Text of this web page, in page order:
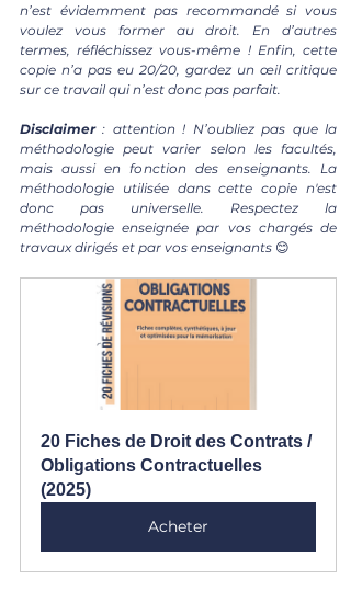
n’est évidemment pas recommandé si vous
voulez vous former au droit. En d’autres
termes, réfléchissez vous-même ! Enfin, cette
copie n’a pas eu 20/20, gardez un œil critique
sur ce travail qui n’est donc pas parfait.
Disclaimer : attention ! N’oubliez pas que la
méthodologie peut varier selon les facultés,
mais aussi en fonction des enseignants. La
méthodologie utilisée dans cette copie n'est
donc pas universelle. Respectez la
méthodologie enseignée par vos chargés de
travaux dirigés et par vos enseignants 😊
20 Fiches de Droit des Contrats /
Obligations Contractuelles
(2025)
Acheter